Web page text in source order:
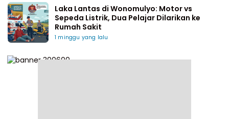
Laka Lantas di Wonomulyo: Motor vs
Sepeda Listrik, Dua Pelajar Dilarikan ke
Rumah Sakit
1 minggu yang lalu